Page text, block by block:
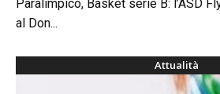
Paralimpico, Basket serie B: l’ASD
al Don...
Attualità